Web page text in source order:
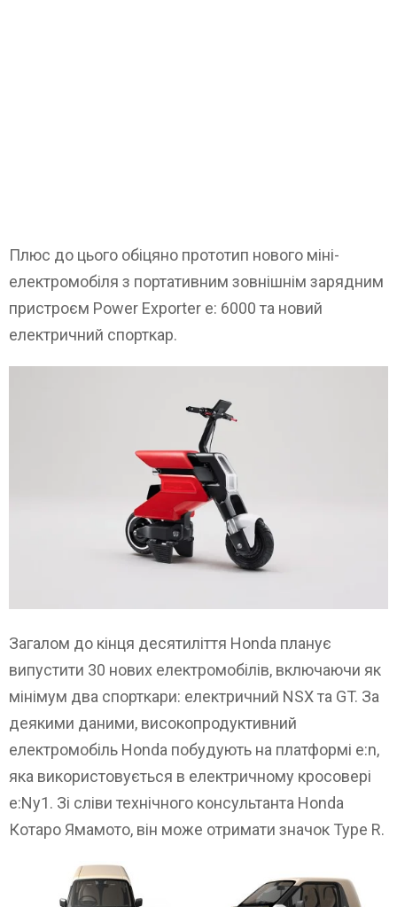
Плюс до цього обіцяно прототип нового міні-
електромобіля з портативним зовнішнім зарядним
пристроєм Power Exporter e: 6000 та новий
електричний спорткар.
Загалом до кінця десятиліття Honda планує
випустити 30 нових електромобілів, включаючи як
мінімум два спорткари: електричний NSX та GT. За
деякими даними, високопродуктивний
електромобіль Honda побудують на платформі e:n,
яка використовується в електричному кросовері
e:Ny1. Зі сліви технічного консультанта Honda
Котаро Ямамото, він може отримати значок Type R.